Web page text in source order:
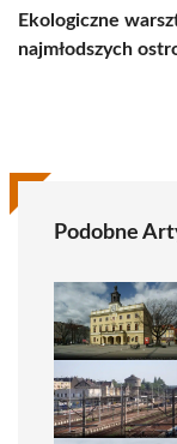
Ekologiczne
najmłodszych
Podobne